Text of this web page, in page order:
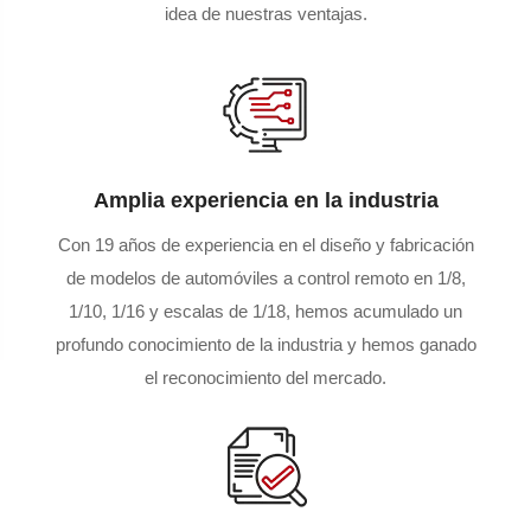
idea de nuestras ventajas.
Amplia experiencia en la industria
Con 19 años de experiencia en el diseño y fabricación
de modelos de automóviles a control remoto en 1/8,
1/10, 1/16 y escalas de 1/18, hemos acumulado un
profundo conocimiento de la industria y hemos ganado
el reconocimiento del mercado.